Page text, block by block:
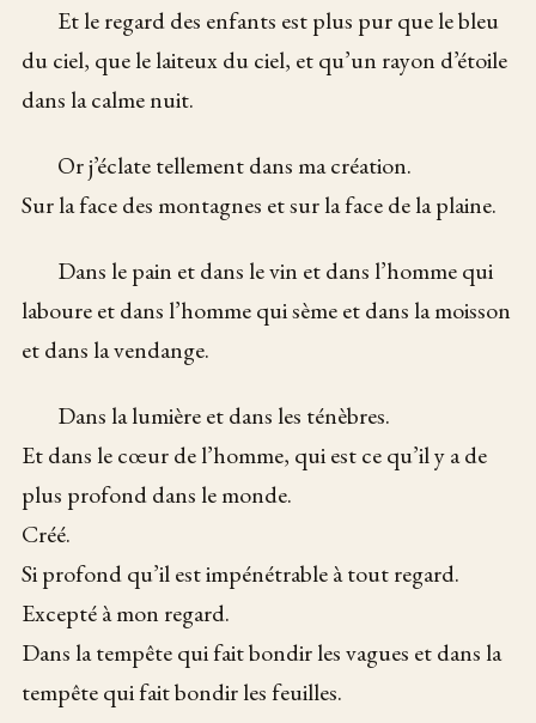
Et le regard des enfants est plus pur que le bleu
du ciel, que le laiteux du ciel, et qu’un rayon d’étoile
dans la calme nuit.
Or j’éclate tellement dans ma création.
Sur la face des montagnes et sur la face de la plaine.
Dans le pain et dans le vin et dans l’homme qui
laboure et dans l’homme qui sème et dans la moisson
et dans la vendange.
Dans la lumière et dans les ténèbres.
Et dans le cœur de l’homme, qui est ce qu’il y a de
plus profond dans le monde.
Créé.
Si profond qu’il est impénétrable à tout regard.
Excepté à mon regard.
Dans la tempête qui fait bondir les vagues et dans la
tempête qui fait bondir les feuilles.